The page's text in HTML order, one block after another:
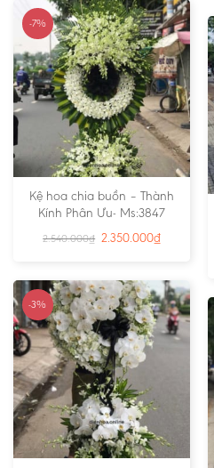
-7%
Kệ hoa chia buồn – Thành
Kính Phân Ưu- Ms:3847
2.540.000₫ 2.350.000₫
-3%